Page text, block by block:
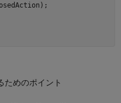
ためのポイント